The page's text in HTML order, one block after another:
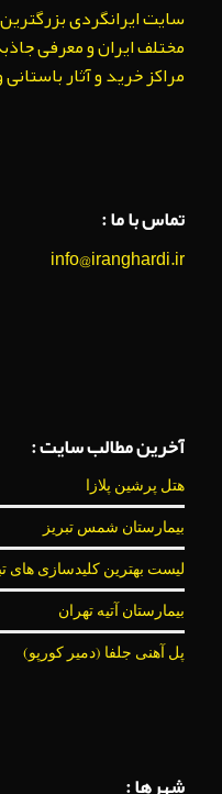
سایت ایرانگردی
مختلف ایران و معرفی
مراکز خرید و آثار
تماس با ما :
info@iranghardi.ir
آخرین مطالب سایت :
هتل پرشین پلازا
بیمارستان شمس تبریز
لیست بهترین کلیدسازی های
بیمارستان آتیه تهران
پل آهنی جلفا (دمیر کورپو)